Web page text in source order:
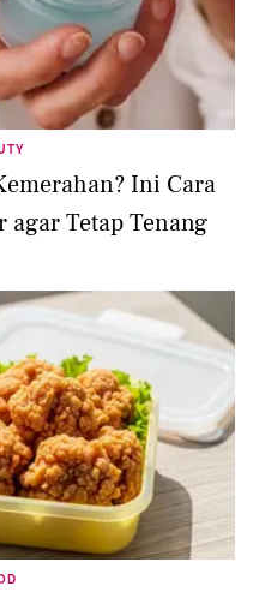
Ini Cara
Tetap Tenang